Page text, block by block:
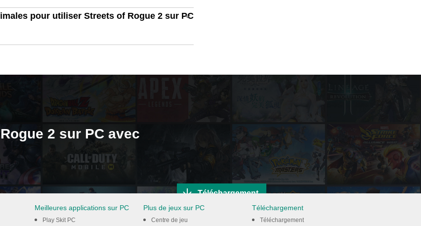
pour utiliser Streets of Rogue 2 sur PC
2 sur PC avec
Téléchargement
Meilleures applications sur PC
Play Skit PC
Plus de jeux sur PC
Centre de jeu
Téléchargement
Téléchargement